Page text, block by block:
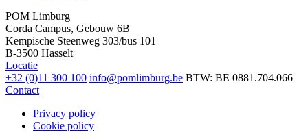
POM Limburg
Corda Campus, Gebouw 6B
Kempische Steenweg 303/bus 101
B-3500 Hasselt
Locatie
+32 (0)11 300 100 info@pomlimburg.be BTW: BE 0881.704.066
Contact
Privacy policy
Cookie policy